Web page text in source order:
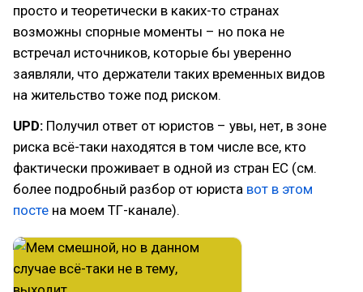
просто и теоретически в каких-то странах
возможны спорные моменты – но пока не
встречал источников, которые бы уверенно
заявляли, что держатели таких временных видов
на жительство тоже под риском.
UPD: Получил ответ от юристов – увы, нет, в зоне
риска всё-таки находятся в том числе все, кто
фактически проживает в одной из стран ЕС (см.
более подробный разбор от юриста вот в этом
посте на моем ТГ-канале).